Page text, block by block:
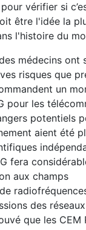
vérifier si
être l'idée la
l'histoire du
médecins ont
risques que
un
pour les
potentiels
aient été
fera
aux champs
des
que les CEM